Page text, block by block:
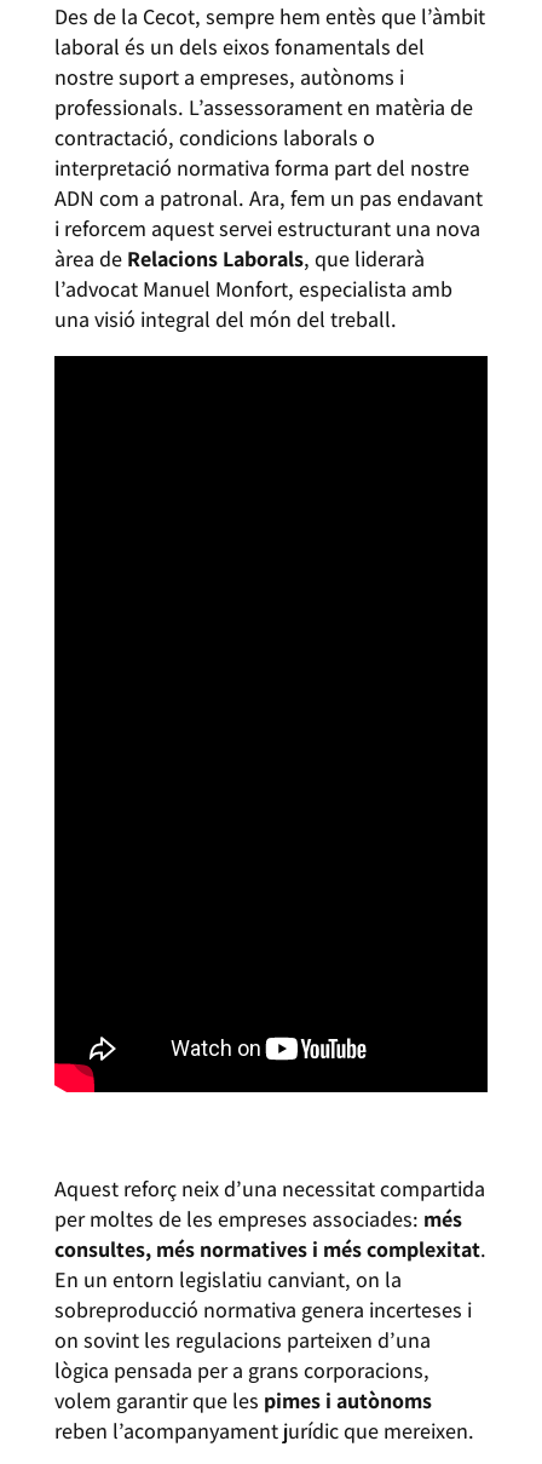
Des de la Cecot, sempre hem entès que l’àmbit
laboral és un dels eixos fonamentals del
nostre suport a empreses, autònoms i
professionals. L’assessorament en matèria de
contractació, condicions laborals o
interpretació normativa forma part del nostre
ADN com a patronal. Ara, fem un pas endavant
i reforcem aquest servei estructurant una nova
àrea de Relacions Laborals, que liderarà
l’advocat Manuel Monfort, especialista amb
una visió integral del món del treball.
Aquest reforç neix d’una necessitat compartida
per moltes de les empreses associades: més
consultes, més normatives i més complexitat.
En un entorn legislatiu canviant, on la
sobreproducció normativa genera incerteses i
on sovint les regulacions parteixen d’una
lògica pensada per a grans corporacions,
volem garantir que les pimes i autònoms
reben l’acompanyament jurídic que mereixen.